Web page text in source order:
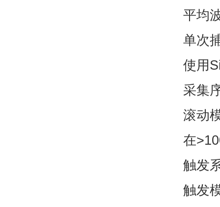
平均
单次
使用
采集
滚动
在
触发
触发